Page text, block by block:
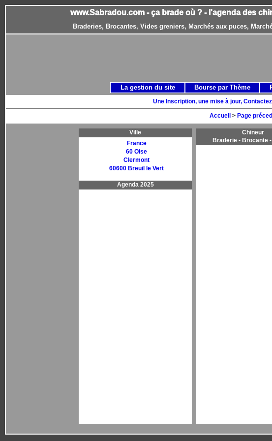
www.Sabradou.com - ça brade où ? - l'agenda des
Braderies, Brocantes, Vides greniers, Marchés aux puces,
Une Inscription, une mise à jour,
Accueil > Page
Ville
France
60 Oise
Clermont
60600 Breuil le Vert
Agenda 2025
Chineur
Braderie - Brocante
La gestion du site Bourse par Thème